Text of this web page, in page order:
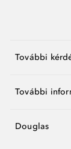
További
További
Douglas